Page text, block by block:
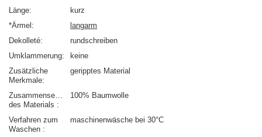
Länge
kurz
*Ärmel
langarm
Dekolleté
rundschreiben
Umklammerung
keine
Zusätzliche
Merkmale
geripptes Material
Zusammensetzung
des Materials
100% Baumwolle
Verfahren zum
Waschen
maschinenwäsche bei 30°C